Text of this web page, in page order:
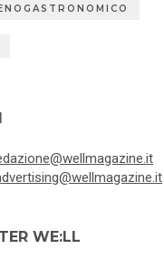
WE:LL